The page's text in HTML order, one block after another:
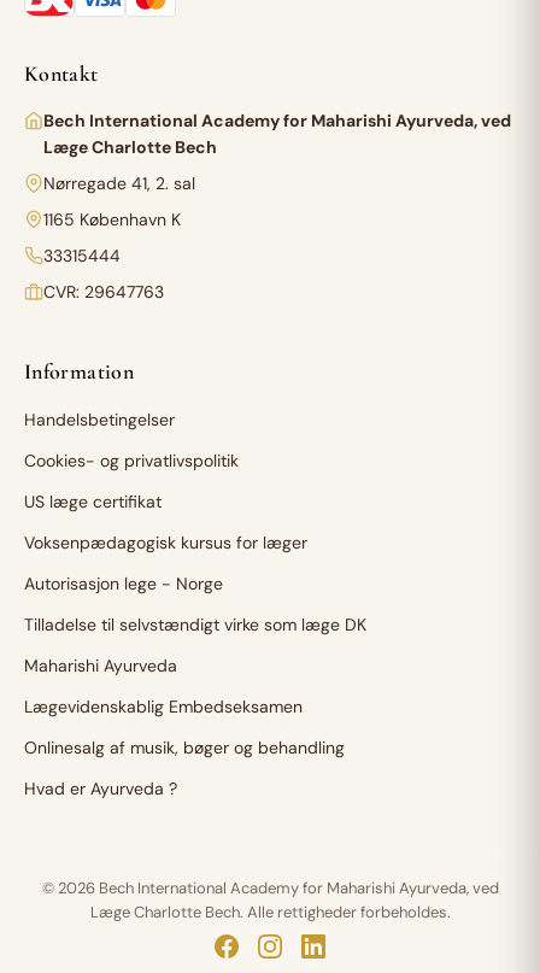
Kontakt
Bech International Academy for Maharishi Ayurveda, ved
Læge Charlotte Bech
Nørregade 41, 2. sal
1165 København K
33315444
CVR: 29647763
Information
Handelsbetingelser
Cookies- og privatlivspolitik
US læge certifikat
Voksenpædagogisk kursus for læger
Autorisasjon lege - Norge
Tilladelse til selvstændigt virke som læge DK
Maharishi Ayurveda
Lægevidenskablig Embedseksamen
Onlinesalg af musik, bøger og behandling
Hvad er Ayurveda ?
© 2026 Bech International Academy for Maharishi Ayurveda, ved
Læge Charlotte Bech. Alle rettigheder forbeholdes.